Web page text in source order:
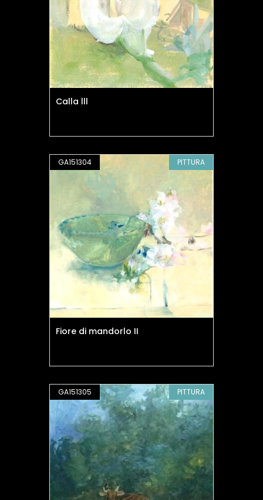
Calla lll
GA151304 PITTURA
Fiore di mandorlo II
GA151305 PITTURA